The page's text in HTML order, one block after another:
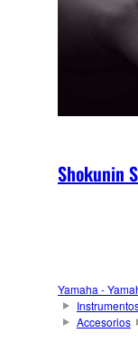
Shokunin
Yamaha -
Accesorios